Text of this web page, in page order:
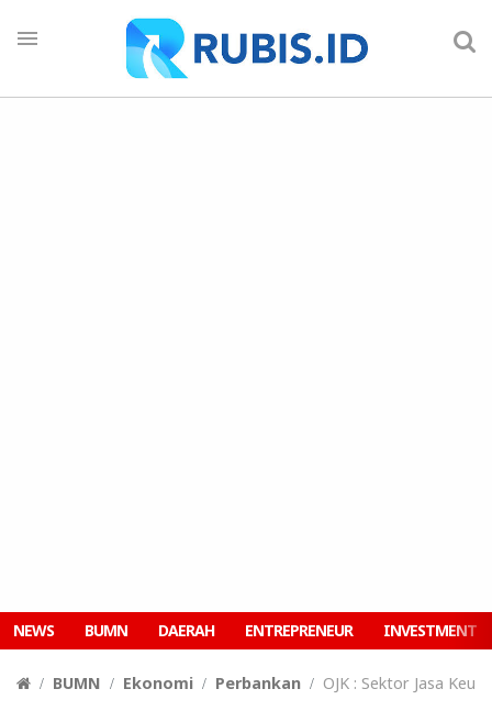
NEWS BUMN DAERAH ENTREPRENEUR INVESTMENT
BUMN Ekonomi Perbankan OJK : Sektor Jasa